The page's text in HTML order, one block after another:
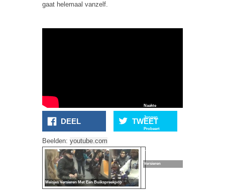
gaat helemaal vanzelf.
DEEL TWEET
Beelden: youtube.com
Meisjes Versieren Met Een Buikspreekpop
Naakte
Jongen
Probeert
Te
Versieren